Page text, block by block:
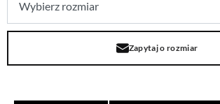
Zapytaj o rozmiar